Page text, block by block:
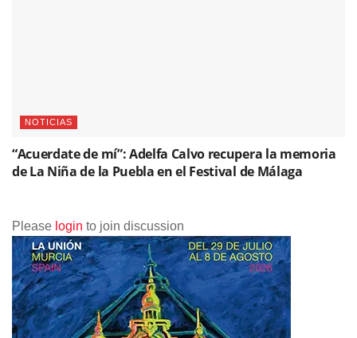
NOTICIAS
“Acuerdate de mí”: Adelfa Calvo recupera la memoria
de La Niña de la Puebla en el Festival de Málaga
Please login to join discussion